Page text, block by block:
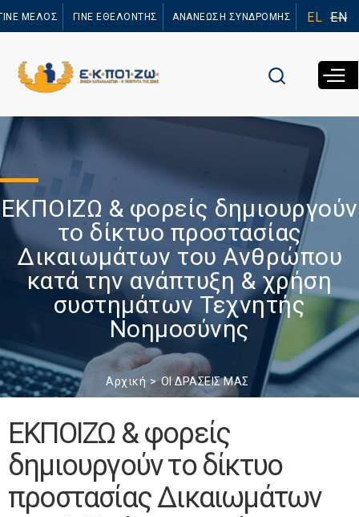
προς το
ΜΕΛΟΣ ΓΙΝΕ ΕΘΕΛΟΝΤΗΣ ΑΝΑΝΕΩΣΗ ΣΥΝΔΡΟΜΗΣ EL EN
ΕΚΠΟΙΖΩ & φορείς δημιουργούν
το δίκτυο προστασίας
Δικαιωμάτων του Ανθρώπου
κατά την ανάπτυξη & χρήση
συστημάτων Τεχνητής
Νοημοσύνης
Αρχική ΟΙ ΔΡΑΣΕΙΣ ΜΑΣ
ΕΚΠΟΙΖΩ & φορείς
δημιουργούν το δίκτυο
προστασίας Δικαιωμάτων